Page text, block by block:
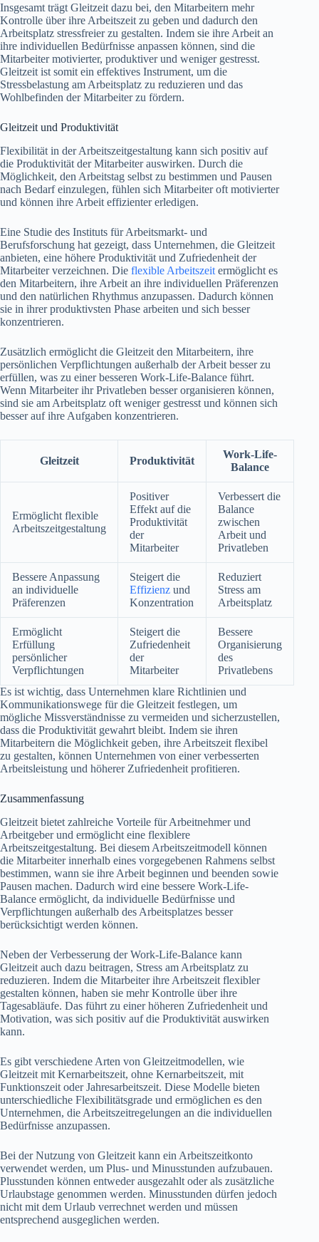
Insgesamt trägt Gleitzeit dazu bei, den Mitarbeitern mehr
Kontrolle über ihre Arbeitszeit zu geben und dadurch den
Arbeitsplatz stressfreier zu gestalten. Indem sie ihre Arbeit an
ihre individuellen Bedürfnisse anpassen können, sind die
Mitarbeiter motivierter, produktiver und weniger gestresst.
Gleitzeit ist somit ein effektives Instrument, um die
Stressbelastung am Arbeitsplatz zu reduzieren und das
Wohlbefinden der Mitarbeiter zu fördern.
Gleitzeit und Produktivität
Flexibilität in der Arbeitszeitgestaltung kann sich positiv auf
die Produktivität der Mitarbeiter auswirken. Durch die
Möglichkeit, den Arbeitstag selbst zu bestimmen und Pausen
nach Bedarf einzulegen, fühlen sich Mitarbeiter oft motivierter
und können ihre Arbeit effizienter erledigen.
Eine Studie des Instituts für Arbeitsmarkt- und
Berufsforschung hat gezeigt, dass Unternehmen, die Gleitzeit
anbieten, eine höhere Produktivität und Zufriedenheit der
Mitarbeiter verzeichnen. Die flexible Arbeitszeit ermöglicht es
den Mitarbeitern, ihre Arbeit an ihre individuellen Präferenzen
und den natürlichen Rhythmus anzupassen. Dadurch können
sie in ihrer produktivsten Phase arbeiten und sich besser
konzentrieren.
Zusätzlich ermöglicht die Gleitzeit den Mitarbeitern, ihre
persönlichen Verpflichtungen außerhalb der Arbeit besser zu
erfüllen, was zu einer besseren Work-Life-Balance führt.
Wenn Mitarbeiter ihr Privatleben besser organisieren können,
sind sie am Arbeitsplatz oft weniger gestresst und können sich
besser auf ihre Aufgaben konzentrieren.
Gleitzeit Produktivität
Work-Life-
Balance
Ermöglicht flexible
Arbeitszeitgestaltung
Positiver
Effekt auf die
Produktivität
der
Mitarbeiter
Verbessert die
Balance
zwischen
Arbeit und
Privatleben
Bessere Anpassung
an individuelle
Präferenzen
Steigert die
Effizienz und
Konzentration
Reduziert
Stress am
Arbeitsplatz
Ermöglicht
Erfüllung
persönlicher
Verpflichtungen
Steigert die
Zufriedenheit
der
Mitarbeiter
Bessere
Organisierung
des
Privatlebens
Es ist wichtig, dass Unternehmen klare Richtlinien und
Kommunikationswege für die Gleitzeit festlegen, um
mögliche Missverständnisse zu vermeiden und sicherzustellen,
dass die Produktivität gewahrt bleibt. Indem sie ihren
Mitarbeitern die Möglichkeit geben, ihre Arbeitszeit flexibel
zu gestalten, können Unternehmen von einer verbesserten
Arbeitsleistung und höherer Zufriedenheit profitieren.
Zusammenfassung
Gleitzeit bietet zahlreiche Vorteile für Arbeitnehmer und
Arbeitgeber und ermöglicht eine flexiblere
Arbeitszeitgestaltung. Bei diesem Arbeitszeitmodell können
die Mitarbeiter innerhalb eines vorgegebenen Rahmens selbst
bestimmen, wann sie ihre Arbeit beginnen und beenden sowie
Pausen machen. Dadurch wird eine bessere Work-Life-
Balance ermöglicht, da individuelle Bedürfnisse und
Verpflichtungen außerhalb des Arbeitsplatzes besser
berücksichtigt werden können.
Neben der Verbesserung der Work-Life-Balance kann
Gleitzeit auch dazu beitragen, Stress am Arbeitsplatz zu
reduzieren. Indem die Mitarbeiter ihre Arbeitszeit flexibler
gestalten können, haben sie mehr Kontrolle über ihre
Tagesabläufe. Das führt zu einer höheren Zufriedenheit und
Motivation, was sich positiv auf die Produktivität auswirken
kann.
Es gibt verschiedene Arten von Gleitzeitmodellen, wie
Gleitzeit mit Kernarbeitszeit, ohne Kernarbeitszeit, mit
Funktionszeit oder Jahresarbeitszeit. Diese Modelle bieten
unterschiedliche Flexibilitätsgrade und ermöglichen es den
Unternehmen, die Arbeitszeitregelungen an die individuellen
Bedürfnisse anzupassen.
Bei der Nutzung von Gleitzeit kann ein Arbeitszeitkonto
verwendet werden, um Plus- und Minusstunden aufzubauen.
Plusstunden können entweder ausgezahlt oder als zusätzliche
Urlaubstage genommen werden. Minusstunden dürfen jedoch
nicht mit dem Urlaub verrechnet werden und müssen
entsprechend ausgeglichen werden.